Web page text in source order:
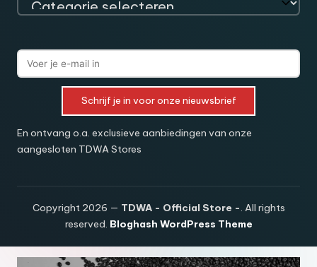
Schrijf je in voor onze nieuwsbrief
En ontvang o.a. exclusieve aanbiedingen van onze
aangesloten TDWA Stores
Copyright 2026 — TDWA - Official Store -. All rights
reserved. Bloghash WordPress Theme